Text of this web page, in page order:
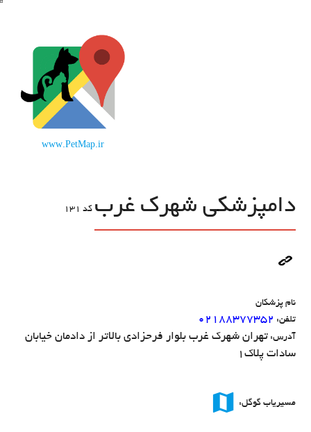
www.PetMap.ir
دامپزشکی شهرک غرب کد 131
نام پزشکان
تلفن: ۰۲۱۸۸۳۷۷۳۵۲
آدرس:تهران شهرک غرب بلوار فرحزادی بالاتر از دادمان خیابان
سادات پلاک1
مسیریاب گوگل: map